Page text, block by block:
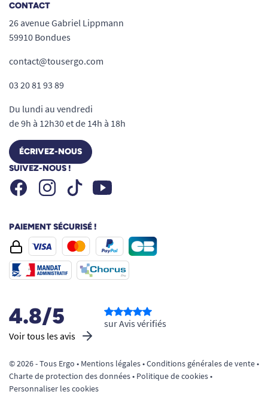
CONTACT
26 avenue Gabriel Lippmann
59910 Bondues
contact@tousergo.com
03 20 81 93 89
Du lundi au vendredi
de 9h à 12h30 et de 14h à 18h
ÉCRIVEZ-NOUS
SUIVEZ-NOUS !
FacebookInstagramTiktok Youtube
PAIEMENT SÉCURISÉ !
4.8/5
Voir tous les avis
sur Avis vérifiés
© 2026 - Tous Ergo • Mentions légales•Conditions générales de vente•
Charte de protection des données• Politique de cookies•
Personnaliser les cookies